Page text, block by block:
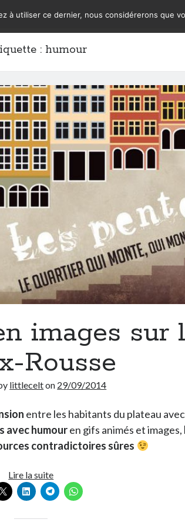
:humour
images sur
Rousse
littlecelton 29/09/2014
entre les habitants du plateau
avec humouren gifs animés et images,
contradictoires sûres
Lire la suite10
clichés
en
à utiliser ce dernier, nous considérerons que